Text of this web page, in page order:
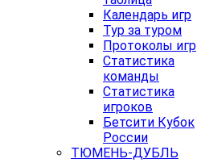
Календарь игр
Тур за туром
Протоколы игр
Статистика
команды
Статистика
игроков
Бетсити Кубок
России
ТЮМЕНЬ-ДУБЛЬ